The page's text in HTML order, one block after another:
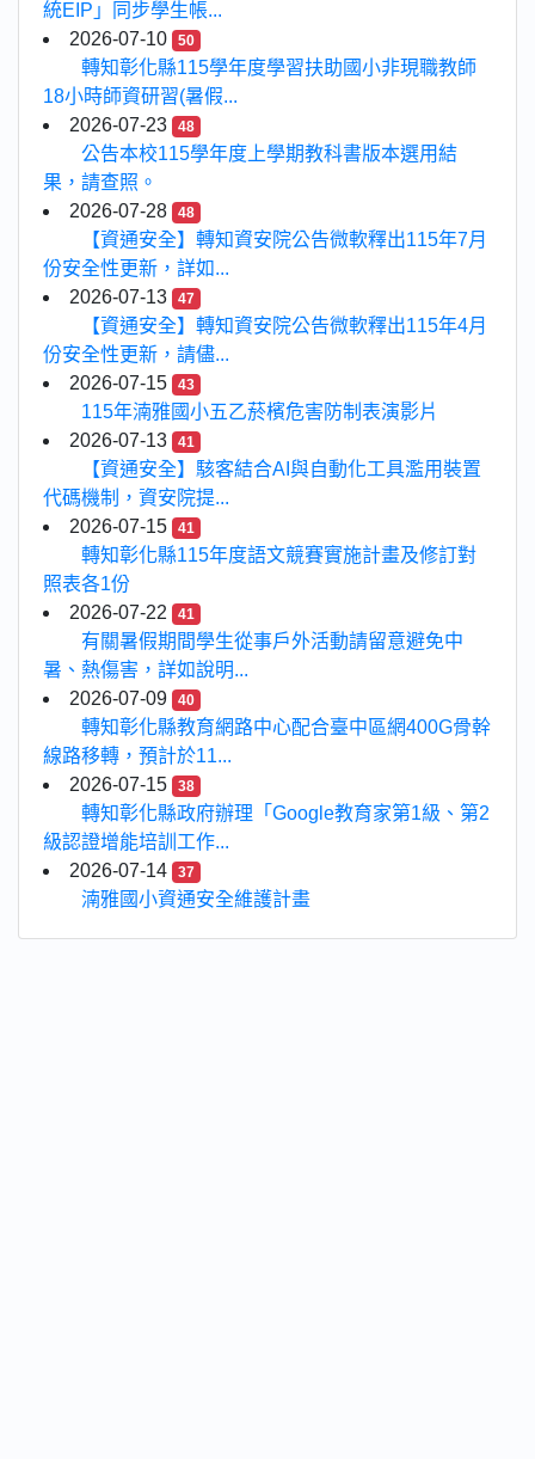
統EIP」同步學生帳...
2026-07-10
50
轉知彰化縣115學年度學習扶助國小非現職教師
18小時師資研習(暑假...
2026-07-23
48
公告本校115學年度上學期教科書版本選用結
果，請查照。
2026-07-28
48
【資通安全】轉知資安院公告微軟釋出115年7月
份安全性更新，詳如...
2026-07-13
47
【資通安全】轉知資安院公告微軟釋出115年4月
份安全性更新，請儘...
2026-07-15
43
115年湳雅國小五乙菸檳危害防制表演影片
2026-07-13
41
【資通安全】駭客結合AI與自動化工具濫用裝置
代碼機制，資安院提...
2026-07-15
41
轉知彰化縣115年度語文競賽實施計畫及修訂對
照表各1份
2026-07-22
41
有關暑假期間學生從事戶外活動請留意避免中
暑、熱傷害，詳如說明...
2026-07-09
40
轉知彰化縣教育網路中心配合臺中區網400G骨幹
線路移轉，預計於11...
2026-07-15
38
轉知彰化縣政府辦理「Google教育家第1級、第2
級認證增能培訓工作...
2026-07-14
37
湳雅國小資通安全維護計畫